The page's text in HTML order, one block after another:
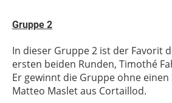
Gruppe 2
In dieser Gruppe 2 ist der Favorit
ersten beiden Runden, Timothé
Er gewinnt die Gruppe ohne
Matteo Maslet aus Cortaillod.